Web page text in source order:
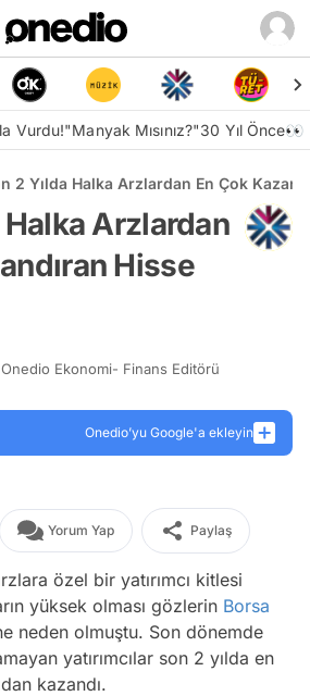
Vurdu!"Manyak Mısınız?"30 Yıl Önce👀
2 Yılda Halka Arzlardan En Çok
Halka Arzlardan
Hisse
Ekonomi- Finans Editörü
Onedio’yu Google'a ekleyin
Yorum Yap Paylaş
özel bir yatırımcı kitlesi
yüksek olması gözlerin Borsa
neden olmuştu. Son dönemde
yatırımcılar son 2 yılda en
kazandı.